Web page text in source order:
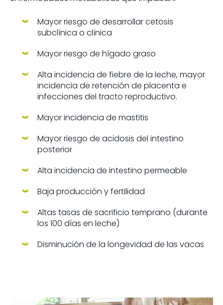
Mayor riesgo de desarrollar cetosis
subclínica o clínica
Mayor riesgo de hígado graso
Alta incidencia de fiebre de la leche, mayor
incidencia de retención de placenta e
infecciones del tracto reproductivo.
Mayor incidencia de mastitis
Mayor riesgo de acidosis del intestino
posterior
Alta incidencia de intestino permeable
Baja producción y fertilidad
Altas tasas de sacrificio temprano (durante
los 100 días en leche)
Disminución de la longevidad de las vacas